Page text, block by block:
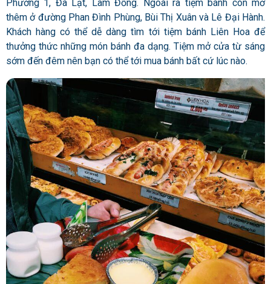
Phường 1, Đà Lạt, Lâm Đồng. Ngoài ra tiệm bánh còn mở
thêm ở đường Phan Đình Phùng, Bùi Thị Xuân và Lê Đại Hành.
Khách hàng có thể dễ dàng tìm tới tiệm bánh Liên Hoa để
thưởng thức những món bánh đa dạng. Tiệm mở cửa từ sáng
sớm đến đêm nên bạn có thể tới mua bánh bất cứ lúc nào.